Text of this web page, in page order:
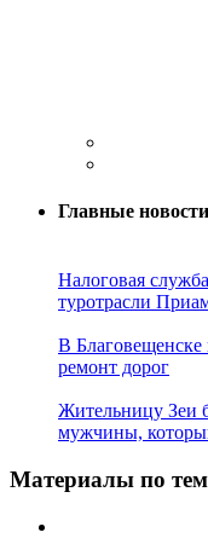
Главные новости
Налоговая
туротрасли
В Благовещенске
ремонт дорог
Жительницу Зеи
мужчины,
Материалы по